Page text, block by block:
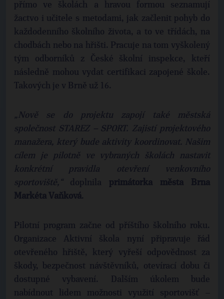
přímo ve školách a hravou formou seznamují
žactvo i učitele s metodami, jak začlenit pohyb do
každodenního školního života, a to ve třídách, na
chodbách nebo na hřišti. Pracuje na tom vyškolený
tým odborníků z České školní inspekce, kteří
následně mohou vydat certifikaci zapojené škole.
Takových je v Brně už 16.
„Nově se do projektu zapojí také městská
společnost STAREZ – SPORT. Zajistí projektového
manažera, který bude aktivity koordinovat. Našim
cílem je pilotně ve vybraných školách nastavit
konkrétní pravidla otevření venkovního
sportoviště,“doplnila primátorka města Brna
Markéta Vaňková.
Pilotní program začne od příštího školního roku.
Organizace Aktivní škola nyní připravuje řád
otevřeného hřiště, který vyřeší odpovědnost za
škody, bezpečnost návštěvníků, otevírací dobu či
dostupné vybavení. Dalším úkolem bude
nabídnout lidem možnosti využití sportovišť –